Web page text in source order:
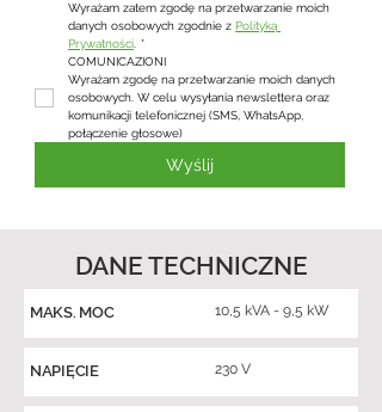
Wyrażam zatem zgodę na przetwarzanie moich
danych osobowych zgodnie z Polityką
Prywatności *
COMUNICAZIONI
Wyrażam zgodę na przetwarzanie moich danych
osobowych. W celu wysyłania newslettera oraz
komunikacji telefonicznej (SMS, WhatsApp,
połączenie głosowe)
Wyślij
DANE TECHNICZNE
MAKS. MOC 10,5 kVA - 9,5 kW
NAPIĘCIE 230 V